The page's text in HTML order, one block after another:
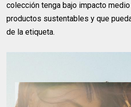
colección tenga bajo impacto
productos sustentables y que
de la etiqueta.